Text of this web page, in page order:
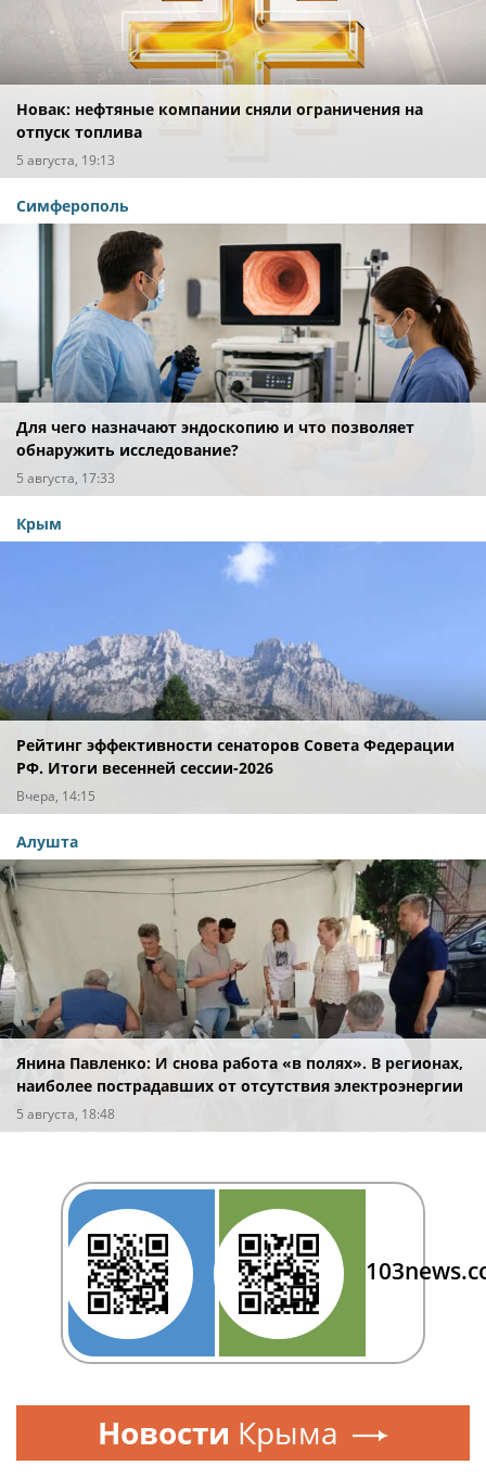
Новак: нефтяные компании сняли ограничения на
отпуск топлива
5 августа, 19:13
Симферополь
Для чего назначают эндоскопию и что позволяет
обнаружить исследование?
5 августа, 17:33
Крым
Рейтинг эффективности сенаторов Совета Федерации
РФ. Итоги весенней сессии-2026
Вчера, 14:15
Алушта
Янина Павленко: И снова работа «в полях». В регионах,
наиболее пострадавших от отсутствия электроэнергии
после вражеских атак
5 августа, 18:48
Новости Крыма